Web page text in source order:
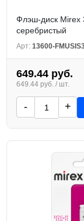
Флэш-диск Mirex
серебристый
Арт: 13600-
649.44 руб.
649.44 руб. / шт.
- +